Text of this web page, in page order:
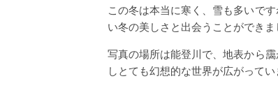
この冬は本当に寒く、雪も多いで
い冬の美しさと出会うことができま
写真の場所は能登川で、地表から
しとても幻想的な世界が広がってい